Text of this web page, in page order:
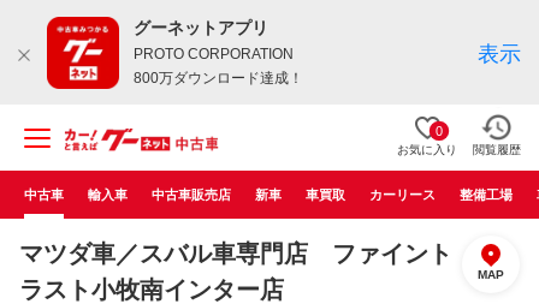
グーネットアプリ
PROTO CORPORATION
800万ダウンロード達成！
表示
0
お気に入り 閲覧履歴
中古車 輸入車 中古車販売店 新車 車買取 カーリース 整備工場
マツダ車／スバル車専門店 ファイント
ラスト小牧南インター店
MAP